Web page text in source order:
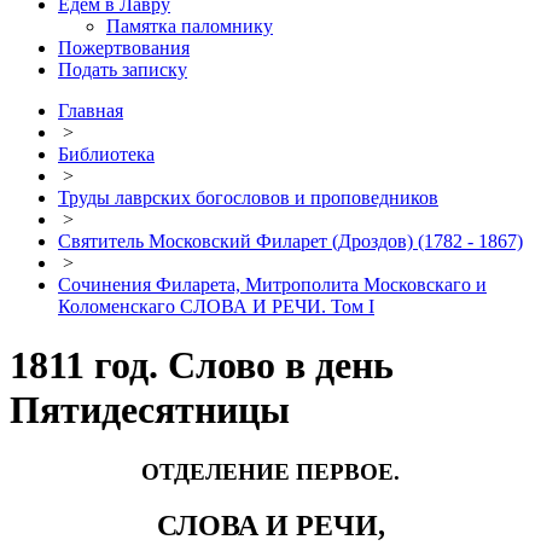
Едем в Лавру
Памятка паломнику
Пожертвования
Подать записку
Главная
>
Библиотека
>
Труды лаврских богословов и проповедников
>
Святитель Московский Филарет (Дроздов) (1782 - 1867)
>
Сочинения Филарета, Митрополита Московскаго и
Коломенскаго СЛОВА И РЕЧИ. Том I
1811 год. Слово в день
Пятидесятницы
ОТДЕЛЕНИЕ ПЕРВОЕ.
СЛОВА И РЕЧИ,